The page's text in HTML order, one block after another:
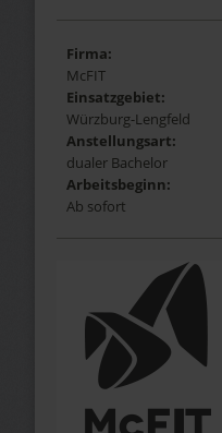
Firma:
McFIT
Einsatzgebiet:
Würzburg-Lengfeld
Anstellungsart:
dualer Bachelor
Arbeitsbeginn:
Ab sofort